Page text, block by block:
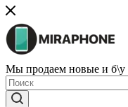
Мы продаем новые и б\у